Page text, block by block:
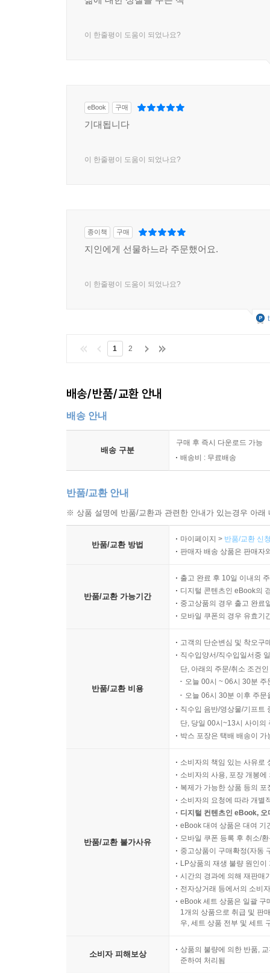
이 한줄평이 도움이 되었나요?
eBook 구매
기대됩니다
이 한줄평이 도움이 되었나요?
종이책 구매
지인에게 선물하느라 주문했어요.
이 한줄평이 도움이 되었나요?
1 2
배송/반품/교환 안내
배송 안내
배송 구분
구매 후 즉시 다운로드 가능
배송비 : 무료배송
반품/교환 안내
※ 상품 설명에 반품/교환과 관련한 안내가 있는경우 아
반품/교환 방법
마이페이지 > 반품/교환 신
판매자 배송 상품은 판매자
반품/교환 가능기간
출고 완료 후 10일 이내의
디지털 콘텐츠인 eBook의
중고상품의 경우 출고 완료
모바일 쿠폰의 경우 유효기
반품/교환 비용
고객의 단순변심 및 착오구
직수입양서/직수입일서중
단, 아래의 주문/취소 조건
오늘 00시 ~ 06시 30분
오늘 06시 30분 이후 주
직수입 음반/영상물/기프트
단, 당일 00시~13시 사이의
박스 포장은 택배 배송이
반품/교환 불가사유
소비자의 책임 있는 사유로
소비자의 사용, 포장 개봉
복제가 가능한 상품 등의
소비자의 요청에 따라 개별
디지털 컨텐츠인 eBook,
eBook 대여 상품은 대여 기
모바일 쿠폰 등록 후 취소/
중고상품이 구매확정(자동
LP상품의 재생 불량 원인
시간의 경과에 의해 재판매
전자상거래 등에서의 소비
eBook 세트 상품은 일괄 구
1개의 상품으로 취급 및 판
우, 세트 상품 전부 및 세트
소비자 피해보상
상품의 불량에 의한 반품,
준하여 처리됨